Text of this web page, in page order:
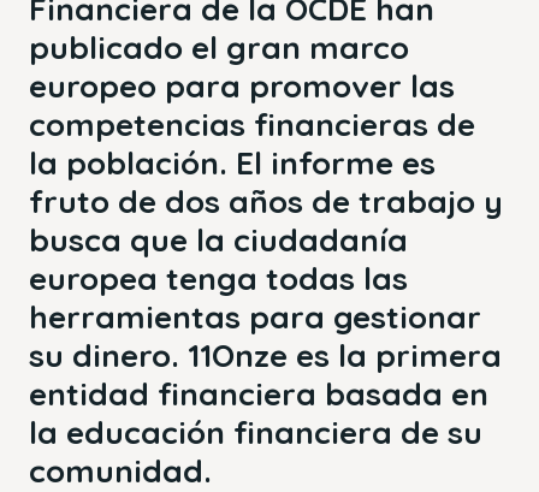
Financiera de la OCDE han
publicado el gran marco
europeo para promover las
competencias financieras de
la población. El informe es
fruto de dos años de trabajo y
busca que la ciudadanía
europea tenga todas las
herramientas para gestionar
su dinero. 11Onze es la primera
entidad financiera basada en
la educación financiera de su
comunidad.